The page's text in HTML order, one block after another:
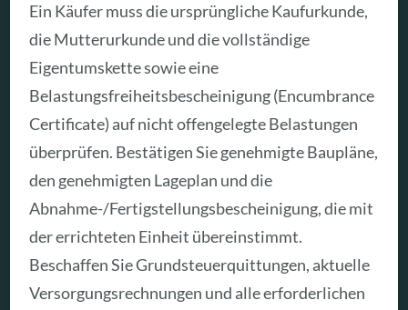
Ein Käufer muss die ursprüngliche Kaufurkunde,
die Mutterurkunde und die vollständige
Eigentumskette sowie eine
Belastungsfreiheitsbescheinigung (Encumbrance
Certificate) auf nicht offengelegte Belastungen
überprüfen. Bestätigen Sie genehmigte Baupläne,
den genehmigten Lageplan und die
Abnahme-/Fertigstellungsbescheinigung, die mit
der errichteten Einheit übereinstimmt.
Beschaffen Sie Grundsteuerquittungen, aktuelle
Versorgungsrechnungen und alle erforderlichen